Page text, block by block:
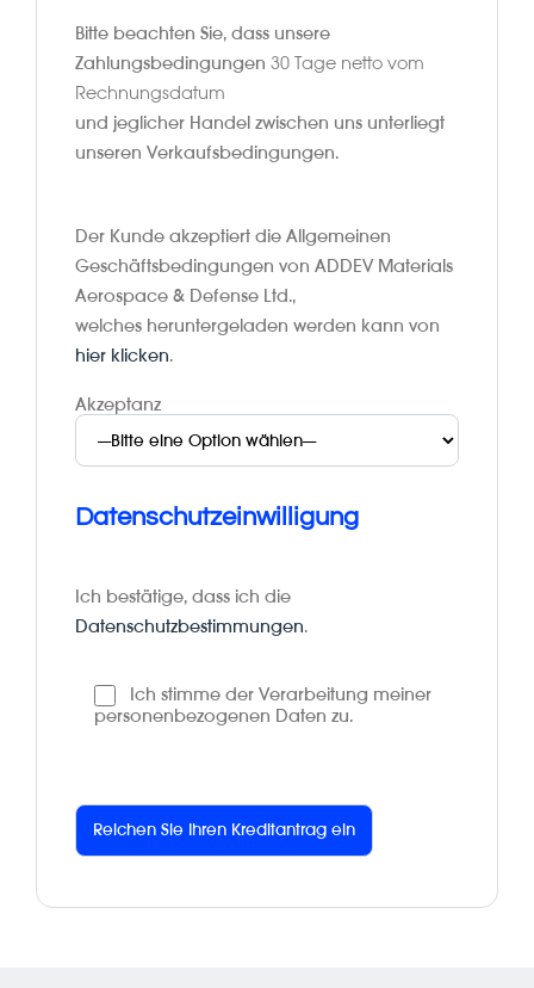
Bitte beachten Sie, dass unsere
Zahlungsbedingungen 30 Tage netto vom
Rechnungsdatum
und jeglicher Handel zwischen uns unterliegt
unseren Verkaufsbedingungen.
Der Kunde akzeptiert die Allgemeinen
Geschäftsbedingungen von ADDEV Materials
Aerospace & Defense Ltd.,
welches heruntergeladen werden kann von
hier klicken.
Akzeptanz
Datenschutzeinwilligung
Ich bestätige, dass ich die
Datenschutzbestimmungen.
Ich stimme der Verarbeitung meiner
personenbezogenen Daten zu.